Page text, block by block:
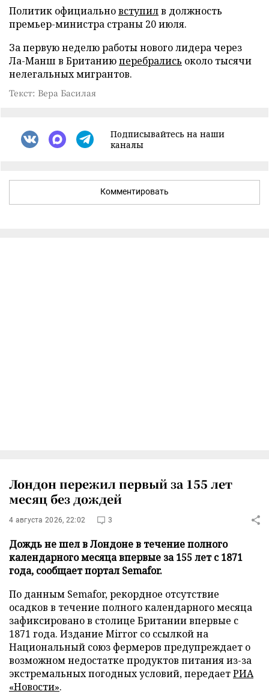
Политик официальновступилв должность
премьер-министра страны 20 июля.
За первую неделю работы нового лидера через
Ла-Манш в Британиюперебрались около тысячи
нелегальных мигрантов.
Текст: Вера Басилая
Подписывайтесь на наши
каналы
Комментировать
Лондон пережил первый за 155 лет
месяц без дождей
4 августа 2026, 22:02 3
Дождь не шел в Лондоне в течение полного
календарного месяца впервые за 155 лет с 1871
года, сообщает портал Semafor.
По данным Semafor, рекордное отсутствие
осадков в течение полного календарного месяца
зафиксировано в столице Британии впервые с
1871 года. Издание Mirror со ссылкой на
Национальный союз фермеров предупреждает о
возможном недостатке продуктов питания из-за
экстремальных погодных условий, передаетРИА
«Новости».